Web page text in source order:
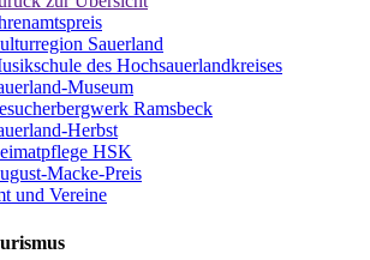
Sauerland
des Hochsauerlandkreises
Museum
Ramsbeck
Herbst
HSK
Macke-Preis
und Vereine